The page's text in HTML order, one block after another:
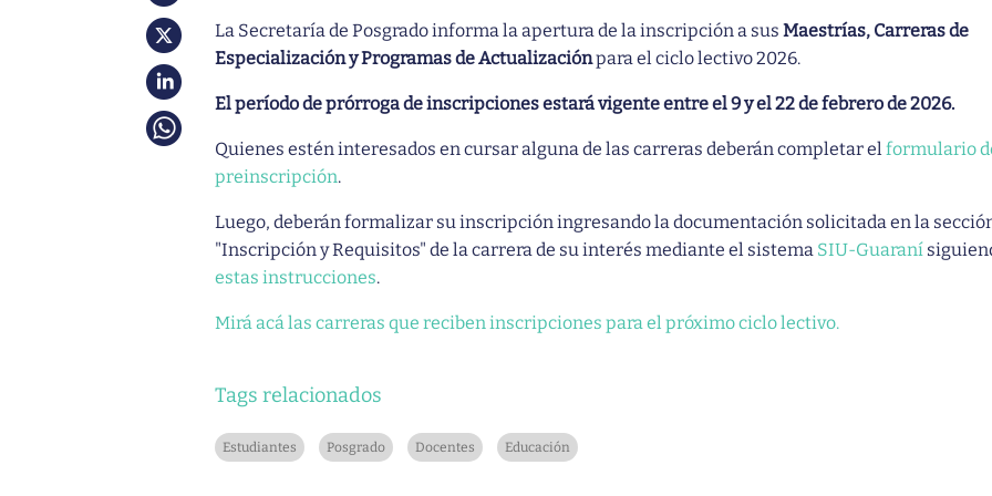
La Secretaría de Posgrado informa la apertura de la inscripción a sus Maestrías, Carreras de
Especialización y Programas de Actualizaciónpara el ciclo lectivo 2026.
El período de prórroga de inscripciones estará vigente entre el 9 y el 22 de febrero de 2026.
Quienes estén interesados en cursar alguna de las carreras deberán completar elformulario
preinscripción.
Luego, deberán formalizar su inscripción ingresando la documentación solicitada en la
"Inscripción y Requisitos" de la carrera de su interés mediante el sistema SIU-Guaraní
estas instrucciones.
Mirá acá las carreras que reciben inscripciones para el próximo ciclo lectivo.
Tags relacionados
Estudiantes Posgrado Docentes Educación